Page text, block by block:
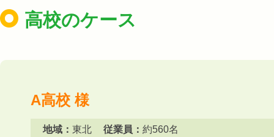
高校のケース
A高校 様
地域： 東北 従業員： 約560名